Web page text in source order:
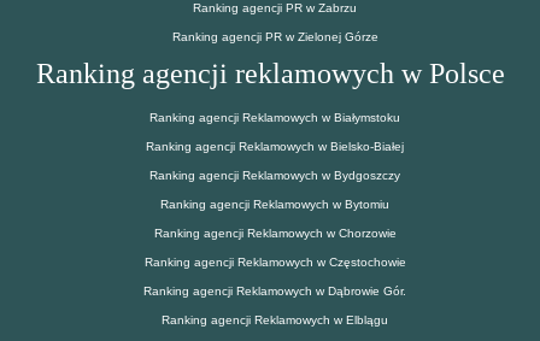
Ranking agencji PR w Zabrzu
Ranking agencji PR w Zielonej Górze
Ranking agencji reklamowych w Polsce
Ranking agencji Reklamowych w Białymstoku
Ranking agencji Reklamowych w Bielsko-Białej
Ranking agencji Reklamowych w Bydgoszczy
Ranking agencji Reklamowych w Bytomiu
Ranking agencji Reklamowych w Chorzowie
Ranking agencji Reklamowych w Częstochowie
Ranking agencji Reklamowych w Dąbrowie Gór.
Ranking agencji Reklamowych w Elblągu